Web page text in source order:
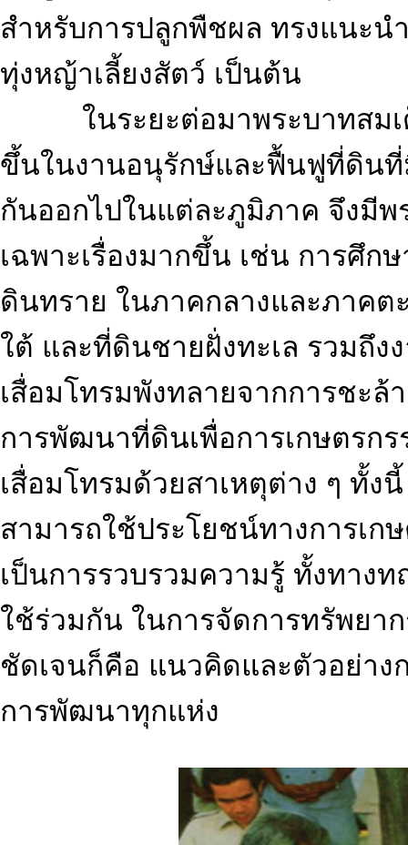
สำหรับการปลูกพืชผล ทรงแนะ
ทุ่งหญ้าเลี้ยงสัตว์ เป็นต้น
ในระยะต่อมาพระบาทสมเด็
ขึ้นในงานอนุรักษ์และฟื้นฟูที่ดิน
กันออกไปในแต่ละภูมิภาค จึงมี
เฉพาะเรื่องมากขึ้น เช่น การศึก
ดินทราย ในภาคกลางและภาค
ใต้ และที่ดินชายฝั่งทะเล รวมถึ
เสื่อมโทรมพังทลายจากการชะ
การพัฒนาที่ดินเพื่อการเกษตรก
เสื่อมโทรมด้วยสาเหตุต่าง ๆ ทั้
สามารถใช้ประโยชน์ทางการเก
เป็นการรวบรวมความรู้ ทั้งทาง
ใช้ร่วมกัน ในการจัดการทรัพยา
ชัดเจนก็คือ แนวคิดและตัวอย่า
การพัฒนาทุกแห่ง